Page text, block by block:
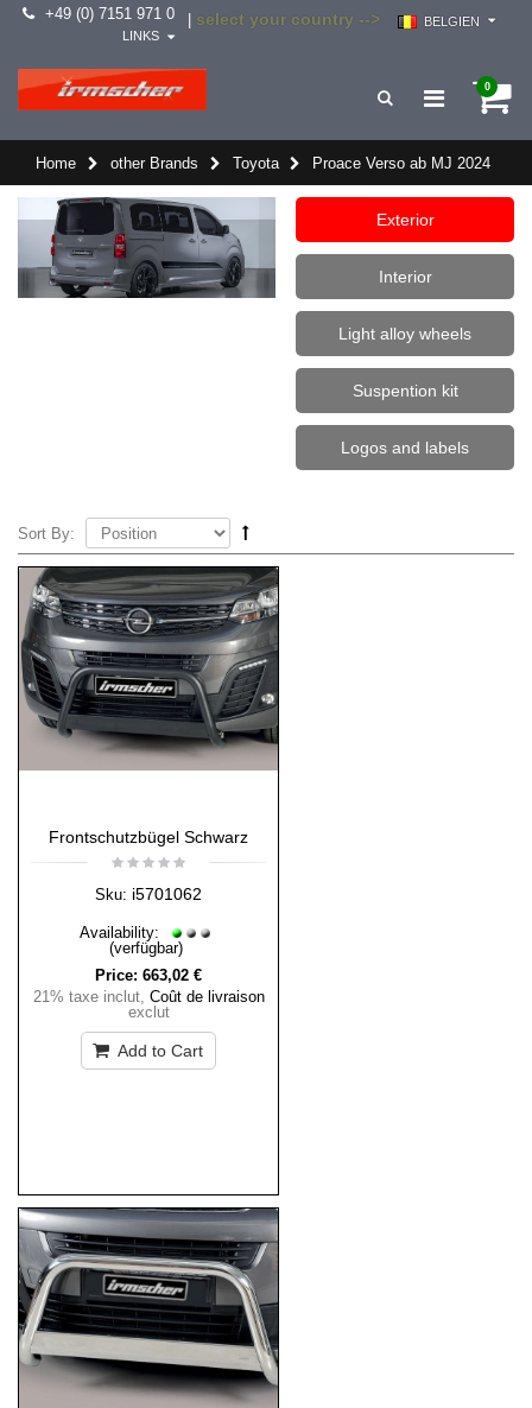
+49 (0) 7151 971 0 select your country -->
BELGIEN
LINKS
0
Home other Brands Toyota Proace Verso ab MJ 2024
Exterior
Interior
Light alloy wheels
Suspention kit
Logos and labels
Sort By:
Frontschutzbügel Schwarz
Sku: i5701062
Availability:
(verfügbar)
Price: 663,02 €
21% taxe inclut, Coût de livraison
exclut
Add to Cart